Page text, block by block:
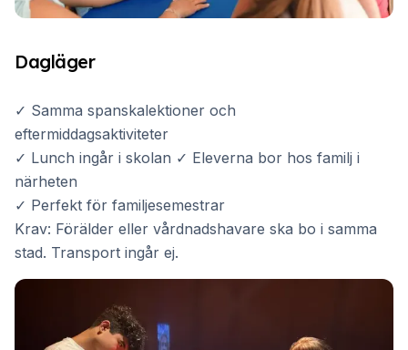
Dagläger
✓ Samma spanskalektioner och
eftermiddagsaktiviteter
✓ Lunch ingår i skolan ✓ Eleverna bor hos familj i
närheten
✓ Perfekt för familjesemestrar
Krav: Förälder eller vårdnadshavare ska bo i samma
stad. Transport ingår ej.